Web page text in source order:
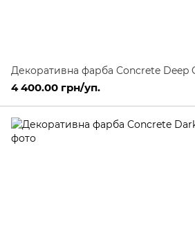
Декоративна фарба Concrete Deep
4 400.00 грн/уп.